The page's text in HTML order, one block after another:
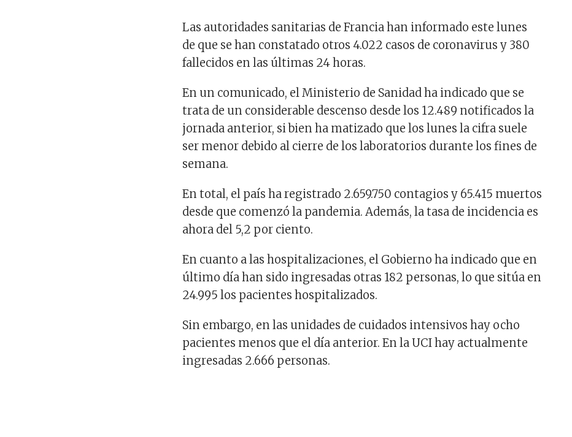
Las autoridades sanitarias de Francia han informado este lunes
de que se han constatado otros 4.022 casos de coronavirus y 380
fallecidos en las últimas 24 horas.
En un comunicado, el Ministerio de Sanidad ha indicado que se
trata de un considerable descenso desde los 12.489 notificados la
jornada anterior, si bien ha matizado que los lunes la cifra suele
ser menor debido al cierre de los laboratorios durante los fines de
semana.
En total, el país ha registrado 2.659.750 contagios y 65.415 muertos
desde que comenzó la pandemia. Además, la tasa de incidencia es
ahora del 5,2 por ciento.
En cuanto a las hospitalizaciones, el Gobierno ha indicado que en
último día han sido ingresadas otras 182 personas, lo que sitúa en
24.995 los pacientes hospitalizados.
Sin embargo, en las unidades de cuidados intensivos hay ocho
pacientes menos que el día anterior. En la UCI hay actualmente
ingresadas 2.666 personas.